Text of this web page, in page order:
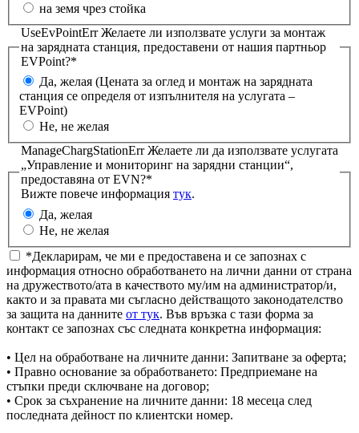
на земя чрез стойка
UseEvPointErr Желаете ли използвате услуги за монтаж
на зарядната станция, предоставени от нашия партньор
EVPoint?*
Да, желая (Цената за оглед и монтаж на зарядната
станция се определя от изпълнителя на услугата –
EVPoint)
Не, не желая
ManageChargStationErr Желаете ли да използвате услугата
„Управление и мониторинг на зарядни станции“,
предоставяна от EVN?*
Вижте повече информация тук.
Да, желая
Не, не желая
*Декларирам, че ми е предоставена и се запознах с
информация относно обработването на лични данни от страна
на дружеството/ата в качеството му/им на администратор/и,
както и за правата ми съгласно действащото законодателство
за защита на данните от тук. Във връзка с тази форма за
контакт се запознах със следната конкретна информация:
• Цел на обработване на личните данни: Запитване за оферта;
• Правно основание за обработването: Предприемане на
стъпки преди сключване на договор;
• Срок за съхранение на личните данни: 18 месеца след
последната дейност по клиентски номер.